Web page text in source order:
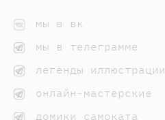
мы в вк
мы в телеграмме
легенды иллюстрации
онлайн-мастерские
домики самоката